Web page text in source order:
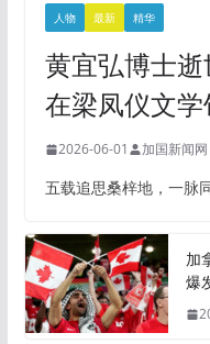
人物 最新 精华
黄宜弘博士
在梁凤仪文
2026-06-01 加国新闻网
五载追思桑梓地，一脉
加
爆